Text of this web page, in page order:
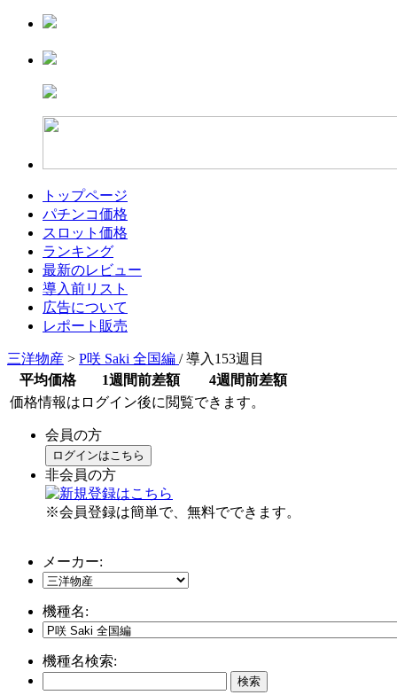
トップページ
パチンコ価格
スロット価格
ランキング
最新のレビュー
導入前リスト
広告について
レポート販売
三洋物産 > P咲 Saki 全国編 / 導入153週目
平均価格
1週間前差額
4週間前差額
価格情報はログイン後に閲覧できます。
会員の方
ログインはこちら
非会員の方
※会員登録は簡単で、無料でできます。
メーカー:
機種名:
機種名検索: